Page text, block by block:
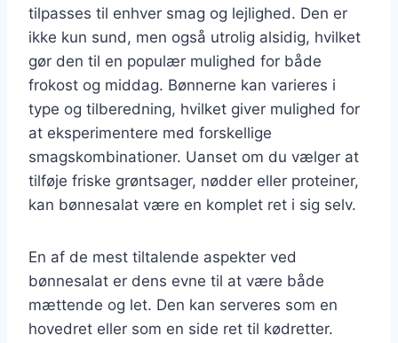
tilpasses til enhver smag og lejlighed. Den er
ikke kun sund, men også utrolig alsidig, hvilket
gør den til en populær mulighed for både
frokost og middag. Bønnerne kan varieres i
type og tilberedning, hvilket giver mulighed for
at eksperimentere med forskellige
smagskombinationer. Uanset om du vælger at
tilføje friske grøntsager, nødder eller proteiner,
kan bønnesalat være en komplet ret i sig selv.
En af de mest tiltalende aspekter ved
bønnesalat er dens evne til at være både
mættende og let. Den kan serveres som en
hovedret eller som en side ret til kødretter.